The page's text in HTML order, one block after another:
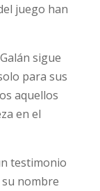
juego han
sigue
para sus
aquellos
en el
testimonio
su nombre